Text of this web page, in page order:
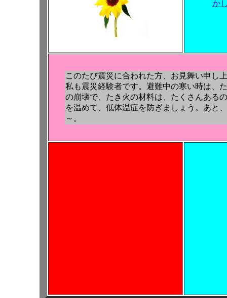
か
このたび震災に合われた方、お見舞い申し
私も震災経験者です。避難中の寒い時は、
の崩壊で、たき火の材料は、たくさんある
を温めて、低体温症を防ぎましょう。あと
～。